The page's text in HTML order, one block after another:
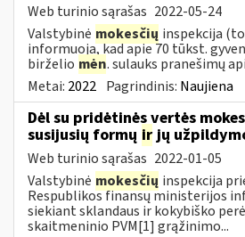
Web turinio sąrašas 2022-05-24
Valstybinė mokesčių inspekcija
informuoja, kad apie 70 tūkst.
birželio mėn. sulauks pranešimų
Metai: 2022 Pagrindinis: Naujiena
Dėl su pridėtinės vertės
susijusių formų irjų
Web turinio sąrašas 2022-01-05
Valstybinė mokesčių inspekcija
Respublikos finansų ministerijos
siekiant sklandaus ir kokybiško
skaitmeninio PVM[1] grąžinimo...